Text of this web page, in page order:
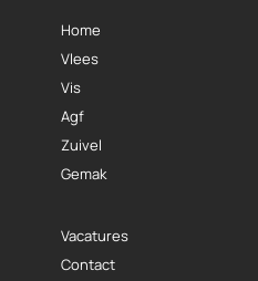
Home
Vlees
Vis
Agf
Zuivel
Gemak
Vacatures
Contact